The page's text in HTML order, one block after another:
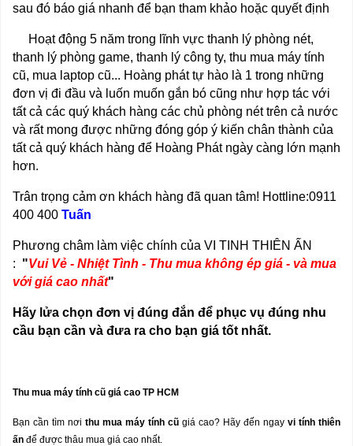
sau đó báo giá nhanh để bạn tham khảo hoặc quyết định
Hoạt động 5 năm trong lĩnh vực thanh lý phòng nét,
thanh lý phòng game, thanh lý công ty, thu mua máy tính
cũ, mua laptop cũ... Hoàng phát tự hào là 1 trong những
đơn vị đi đầu và luốn muốn gắn bó cũng như hợp tác với
tất cả các quý khách hàng các chủ phòng nét trên cả nước
và rất mong được những đóng góp ý kiến chân thành của
tất cả quý khách hàng để Hoàng Phát ngày càng lớn mạnh
hơn.
Trân trọng cảm ơn khách hàng đã quan tâm! Hottline:0911
400 400 Tuấn
Phương châm làm việc chính của VI TINH THIÊN ẤN
: "Vui Vẻ - Nhiệt Tình - Thu mua không ép giá - và mua
với giá cao nhất"
Hãy lửa chọn đơn vị đúng đắn để phục vụ đúng nhu
cầu bạn cần và đưa ra cho bạn giá tốt nhất.
Thu mua máy tính cũ giá cao TP HCM
Bạn cần tìm nơi thu mua máy tính cũ giá cao? Hãy đến ngay vi tính thiên
ấn để được thâu mua giá cao nhất.